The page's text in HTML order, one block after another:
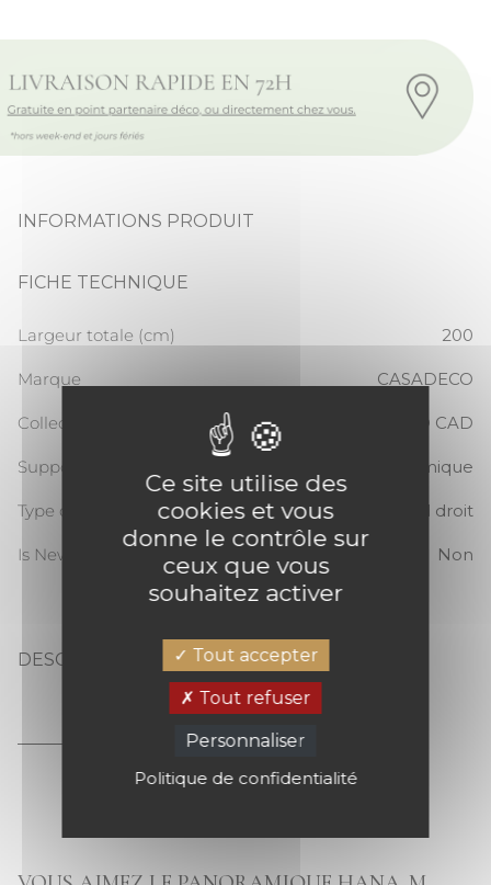
INFORMATIONS PRODUIT
FICHE TECHNIQUE
Largeur totale (cm) 200
Marque CASADECO
Collection KYOTO CAD
Support Panoramique
Type de raccord Raccord droit
Is New Non
DESCRIPTION
Ce site utilise des
cookies et vous
donne le contrôle sur
ceux que vous
souhaitez activer
Tout accepter
Tout refuser
Personnaliser
Politique de confidentialité